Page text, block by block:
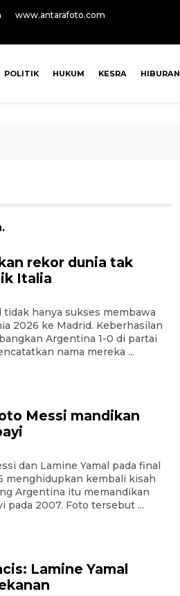
www.antarafoto.com
POLITIK HUKUM KESRA HIBURAN
rekor dunia tak
Italia
tidak hanya sukses membawa
2026 ke Madrid. Keberhasilan
Argentina 1-0 di partai
nama mereka ...
Messi mandikan
dan Lamine Yamal pada final
menghidupkan kembali kisah
Argentina itu memandikan
pada 2007. Foto tersebut ...
Lamine Yamal